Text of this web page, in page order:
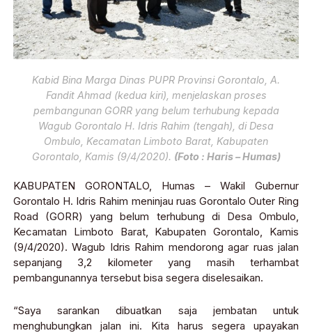
Kabid Bina Marga Dinas PUPR Provinsi Gorontalo, A.
Fandit Ahmad (kedua kiri), menjelaskan proses
pembangunan GORR yang belum terhubung kepada
Wagub Gorontalo H. Idris Rahim (tengah), di Desa
Ombulo, Kecamatan Limboto Barat, Kabupaten
Gorontalo, Kamis (9/4/2020). (Foto : Haris – Humas)
KABUPATEN GORONTALO, Humas – Wakil Gubernur
Gorontalo H. Idris Rahim meninjau ruas Gorontalo Outer Ring
Road (GORR) yang belum terhubung di Desa Ombulo,
Kecamatan Limboto Barat, Kabupaten Gorontalo, Kamis
(9/4/2020). Wagub Idris Rahim mendorong agar ruas jalan
sepanjang 3,2 kilometer yang masih terhambat
pembangunannya tersebut bisa segera diselesaikan.
“Saya sarankan dibuatkan saja jembatan untuk
menghubungkan jalan ini. Kita harus segera upayakan